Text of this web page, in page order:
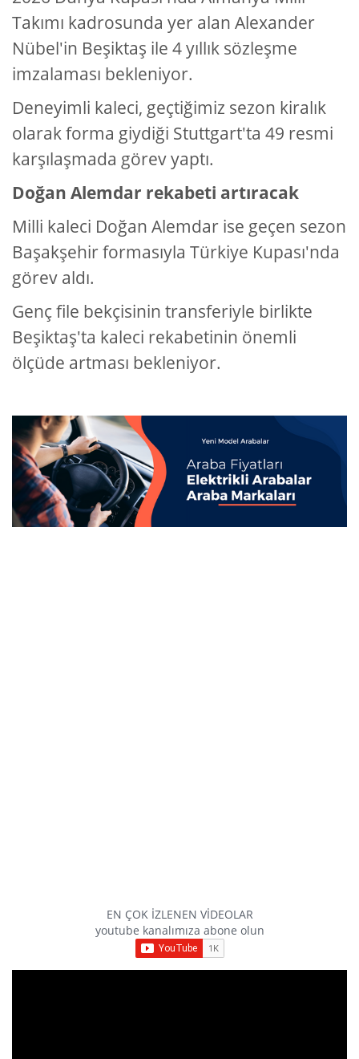
Takımı kadrosunda yer alan Alexander
Nübel'in Beşiktaş ile 4 yıllık sözleşme
imzalaması bekleniyor.
Deneyimli kaleci, geçtiğimiz sezon kiralık
olarak forma giydiği Stuttgart'ta 49 resmi
karşılaşmada görev yaptı.
Doğan Alemdar rekabeti artıracak
Milli kaleci Doğan Alemdar ise geçen sezon
Başakşehir formasıyla Türkiye Kupası'nda
görev aldı.
Genç file bekçisinin transferiyle birlikte
Beşiktaş'ta kaleci rekabetinin önemli
ölçüde artması bekleniyor.
EN ÇOK İZLENEN VİDEOLAR
youtube kanalımıza abone olun